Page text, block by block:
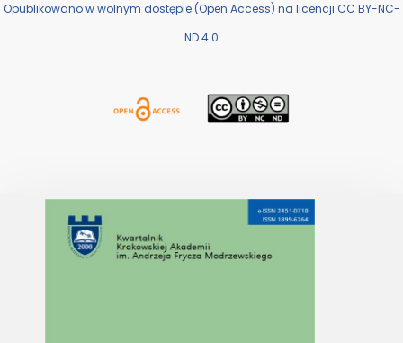
Opublikowano w wolnym dostępie (Open Access) na licencji CC BY-NC-
ND 4.0